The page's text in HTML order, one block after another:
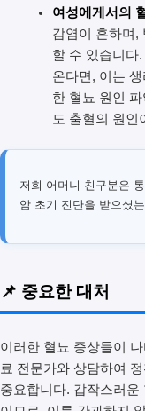
여성에게서의
감염이 흔하며,
할 수 있습니다
온다면, 이는
한 혈뇨 원인
도 출혈의 원인
저희 어머니 친구분은
암 초기 진단을 받으셨
📌 중요한 대처
이러한 혈뇨 증상들이
료 전문가와 상담하여
중요합니다. 갑작스러운